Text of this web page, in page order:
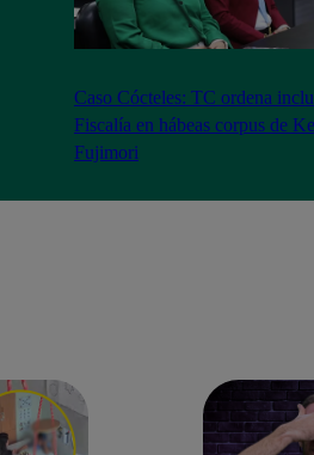
Caso Cócteles: TC ordena
Fiscalía en hábeas corpus de
Fujimori